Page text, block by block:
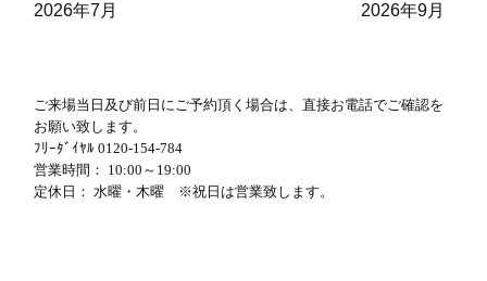
2026年7月 2026年9月
ご来場当日及び前日にご予約頂く場合は、直接お電話でご確認を
お願い致します。
ﾌﾘｰﾀﾞｲﾔﾙ0120-154-784
営業時間： 10:00～19:00
定休日： 水曜・木曜 ※祝日は営業致します。